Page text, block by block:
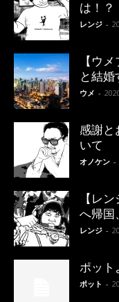
は！？
レンジ -
【ウ
と結
ウメ -
感謝と
いて
オノケン -
【レ
へ帰国
レンジ -
ポット
ポット -